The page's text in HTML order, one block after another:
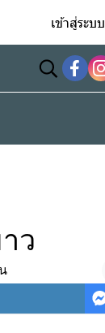
เข้าสู่ระบบ
ว